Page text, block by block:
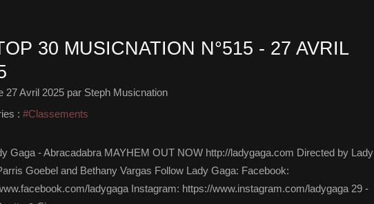
30 MUSICNATION N°515 - 27 AVRIL
27 Avril 2025 par Steph Musicnation
: #Classements
Gaga - Abracadabra MAYHEM OUT NOW http://ladygaga.com Directed by Lady
Goebel and Bethany Vargas Follow Lady Gaga: Facebook:
ladygaga Instagram: https://www.instagram.com/ladygaga 29 -